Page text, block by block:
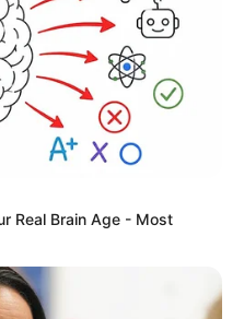
Real Brain Age - Most